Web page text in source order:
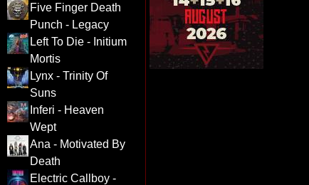
Five Finger Death
Punch - Legacy
Left To Die - Initium
Mortis
Lynx - Trinity Of
Suns
Inferi - Heaven
Wept
Ana - Motivated By
Death
Electric Callboy -